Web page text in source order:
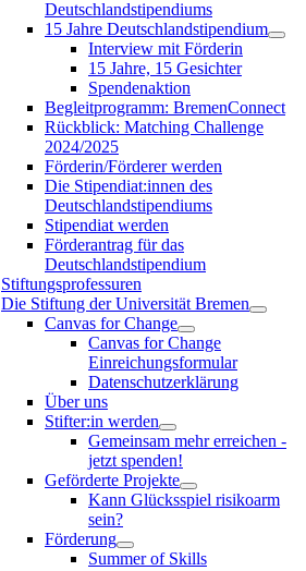
Deutschlandstipendiums
15 Jahre Deutschlandstipendium
Interview mit Förderin
15 Jahre, 15 Gesichter
Spendenaktion
Begleitprogramm: BremenConnect
Rückblick: Matching Challenge
2024/2025
Förderin/Förderer werden
Die Stipendiat:innen des
Deutschlandstipendiums
Stipendiat werden
Förderantrag für das
Deutschlandstipendium
Stiftungsprofessuren
Die Stiftung der Universität Bremen
Canvas for Change
Canvas for Change
Einreichungsformular
Datenschutzerklärung
Über uns
Stifter:in werden
Gemeinsam mehr erreichen -
jetzt spenden!
Geförderte Projekte
Kann Glücksspiel risikoarm
sein?
Förderung
Summer of Skills